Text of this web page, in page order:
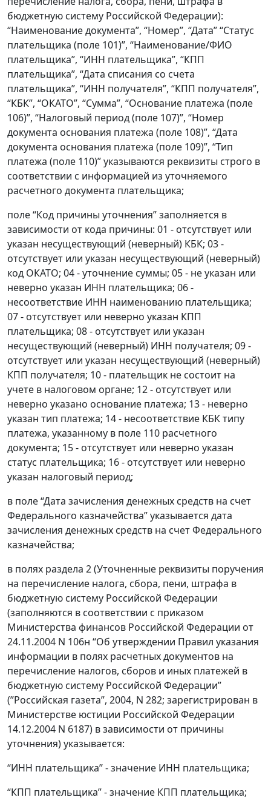
бюджетную систему Российской Федерации):
“Наименование документа”, “Номер”, “Дата” “Статус
плательщика (поле 101)”, “Наименование/ФИО
плательщика”, “ИНН плательщика”, “КПП
плательщика”, “Дата списания со счета
плательщика”, “ИНН получателя”, “КПП получателя”,
“КБК”, “ОКАТО”, “Сумма”, “Основание платежа (поле
106)”, “Налоговый период (поле 107)”, “Номер
документа основания платежа (поле 108)”, “Дата
документа основания платежа (поле 109)”, “Тип
платежа (поле 110)” указываются реквизиты строго в
соответствии с информацией из уточняемого
расчетного документа плательщика;
поле “Код причины уточнения” заполняется в
зависимости от кода причины: 01 - отсутствует или
указан несуществующий (неверный) КБК; 03 -
отсутствует или указан несуществующий (неверный)
код ОКАТО; 04 - уточнение суммы; 05 - не указан или
неверно указан ИНН плательщика; 06 -
несоответствие ИНН наименованию плательщика;
07 - отсутствует или неверно указан КПП
плательщика; 08 - отсутствует или указан
несуществующий (неверный) ИНН получателя; 09 -
отсутствует или указан несуществующий (неверный)
КПП получателя; 10 - плательщик не состоит на
учете в налоговом органе; 12 - отсутствует или
неверно указано основание платежа; 13 - неверно
указан тип платежа; 14 - несоответствие КБК типу
платежа, указанному в поле 110 расчетного
документа; 15 - отсутствует или неверно указан
статус плательщика; 16 - отсутствует или неверно
указан налоговый период;
в поле “Дата зачисления денежных средств на счет
Федерального казначейства” указывается дата
зачисления денежных средств на счет Федерального
казначейства;
в полях раздела 2 (Уточненные реквизиты поручения
на перечисление налога, сбора, пени, штрафа в
бюджетную систему Российской Федерации
(заполняются в соответствии с приказом
Министерства финансов Российской Федерации от
24.11.2004 N 106н “Об утверждении Правил указания
информации в полях расчетных документов на
перечисление налогов, сборов и иных платежей в
бюджетную систему Российской Федерации”
(”Российская газета”, 2004, N 282; зарегистрирован в
Министерстве юстиции Российской Федерации
14.12.2004 N 6187) в зависимости от причины
уточнения) указывается:
“ИНН плательщика” - значение ИНН плательщика;
“КПП плательщика” - значение КПП плательщика;